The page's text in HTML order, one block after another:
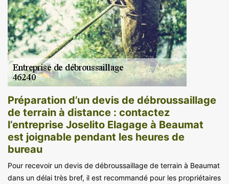
Préparation d’un devis de débroussaillage
de terrain à distance : contactez
l’entreprise Joselito Elagage à Beaumat
est joignable pendant les heures de
bureau
Pour recevoir un devis de débroussaillage de terrain à Beaumat
dans un délai très bref, il est recommandé pour les propriétaires